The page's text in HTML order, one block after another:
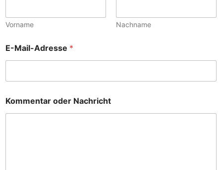
Vorname Nachname
E-Mail-Adresse *
Kommentar oder Nachricht